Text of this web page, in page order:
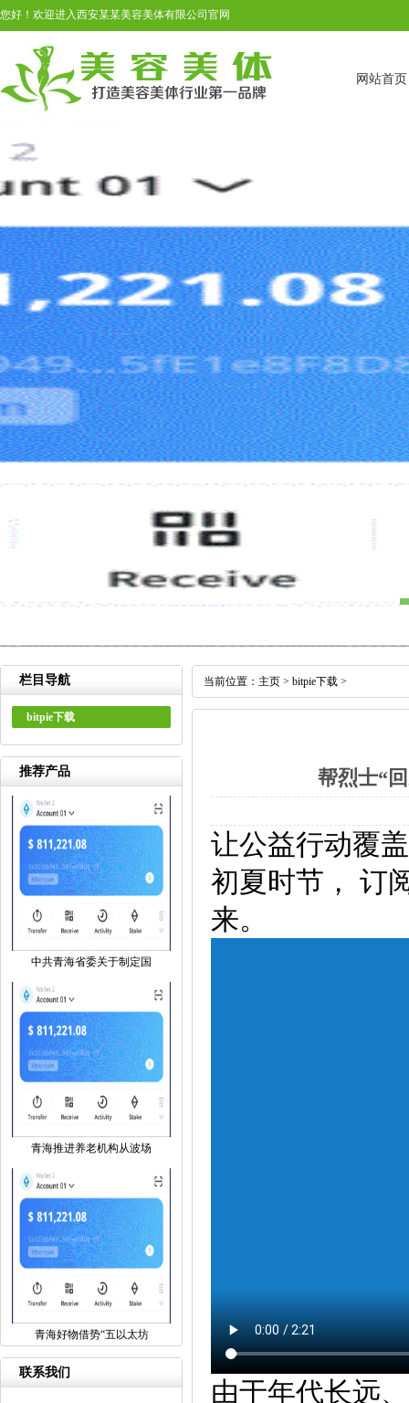
您好！欢迎进入西安某某美容美体有限公司官网
网站首页
栏目导航
bitpie下载
推荐产品
中共青海省委关于制定国
青海推进养老机构从波场
青海好物借势“五以太坊
联系我们
当前位置： 主页 > bitpie下载 >
帮烈士“
让公益行动覆
初夏时节， 订
来。
由于年代长远